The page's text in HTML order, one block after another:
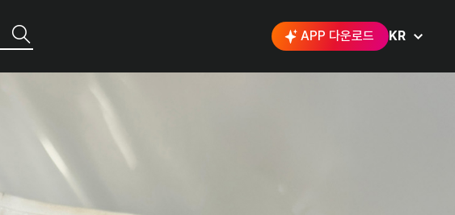
APP 다운로드 KR